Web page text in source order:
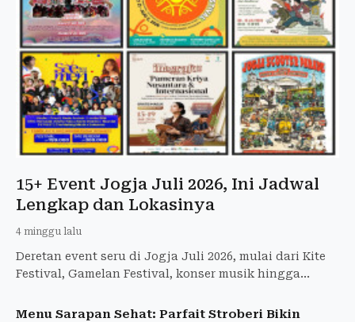
15+ Event Jogja Juli 2026, Ini Jadwal
Lengkap dan Lokasinya
4 minggu lalu
Deretan event seru di Jogja Juli 2026, mulai dari Kite
Festival, Gamelan Festival, konser musik hingga
Menu Sarapan Sehat: Parfait Stroberi Bikin